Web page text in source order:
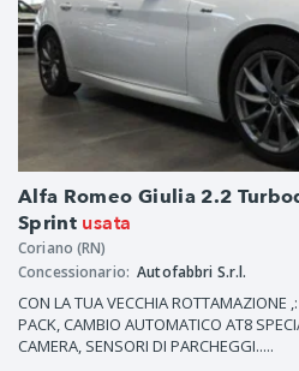
Alfa Romeo Giulia 2.2
Sprint usata
Coriano (RN)
Concessionario: Autofabbri S.r.l.
CON LA TUA VECCHIA ROTTAMAZIONE
PACK, CAMBIO AUTOMATICO AT8
CAMERA, SENSORI DI PARCHEGGI.....